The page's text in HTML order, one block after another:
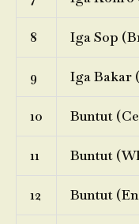
8 Iga Sop
9 Iga Bakar
10 Buntut
11 Buntut
12 Buntut